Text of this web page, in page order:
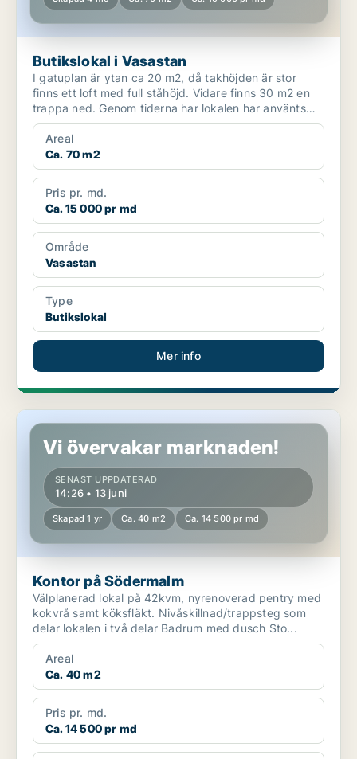
Butikslokal i Vasastan
I gatuplan är ytan ca 20 m2, då takhöjden är stor
finns ett loft med full ståhöjd. Vidare finns 30 m2 en
trappa ned. Genom tiderna har lokalen har använts
so...
Areal
Ca. 70 m2
Pris pr. md.
Ca. 15 000 pr md
Område
Vasastan
Type
Butikslokal
Mer info
Kontor på Södermalm
Vi övervakar marknaden!
SENAST UPPDATERAD
14:26 • 13 juni
Skapad 1 yr Ca. 40 m2 Ca. 14 500 pr md
Kontor på Södermalm
Välplanerad lokal på 42kvm, nyrenoverad pentry med
kokvrå samt köksfläkt. Nivåskillnad/trappsteg som
delar lokalen i två delar Badrum med dusch Sto...
Areal
Ca. 40 m2
Pris pr. md.
Ca. 14 500 pr md